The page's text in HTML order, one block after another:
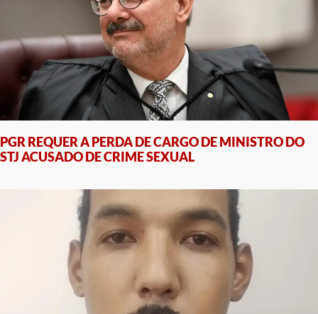
PGR REQUER A PERDA DE CARGO DE MINISTRO DO
STJ ACUSADO DE CRIME SEXUAL